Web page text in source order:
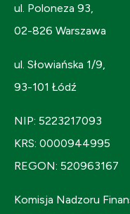
ul. Poloneza 93,
02-826 Warszawa
ul. Słowiańska 1/9,
93-101 Łódź
NIP: 5223217093
KRS: 0000944995
REGON: 520963167
Komisja Nadzoru